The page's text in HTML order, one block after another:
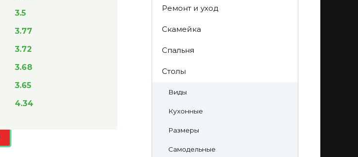
3.5
3.77
3.72
3.68
3.65
4.34
Ремонт и уход
Скамейка
Спальня
Столы
Виды
Кухонные
Размеры
Самодельные